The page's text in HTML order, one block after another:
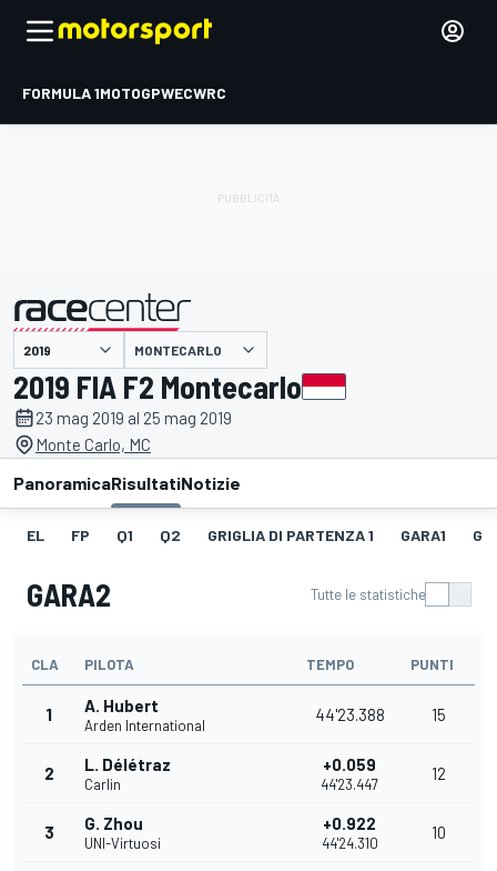
FORMULA 1MOTOGPWECWRC
presentato da MONTECARLO
2019 FIA F2 Montecarlo
23 mag 2019 al 25 mag 2019
Monte Carlo, MC
PanoramicaRisultatiNotizie
EL FP Q1 Q2 GRIGLIA DI PARTENZA 1 GARA1
GARA2 Tutte le statistiche
CLA PILOTA TEMPO PUNTI
1 A. Hubert
Arden International
44'23.388 15
2 L. Délétraz
Carlin
+0.059
44'23.447
12
3 G. Zhou
UNI-Virtuosi
+0.922
44'24.310
10